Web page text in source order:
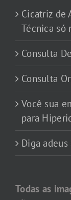
Cicatriz de
Técnica só
Consulta
Consulta
Você sua
para
Diga
Todas as